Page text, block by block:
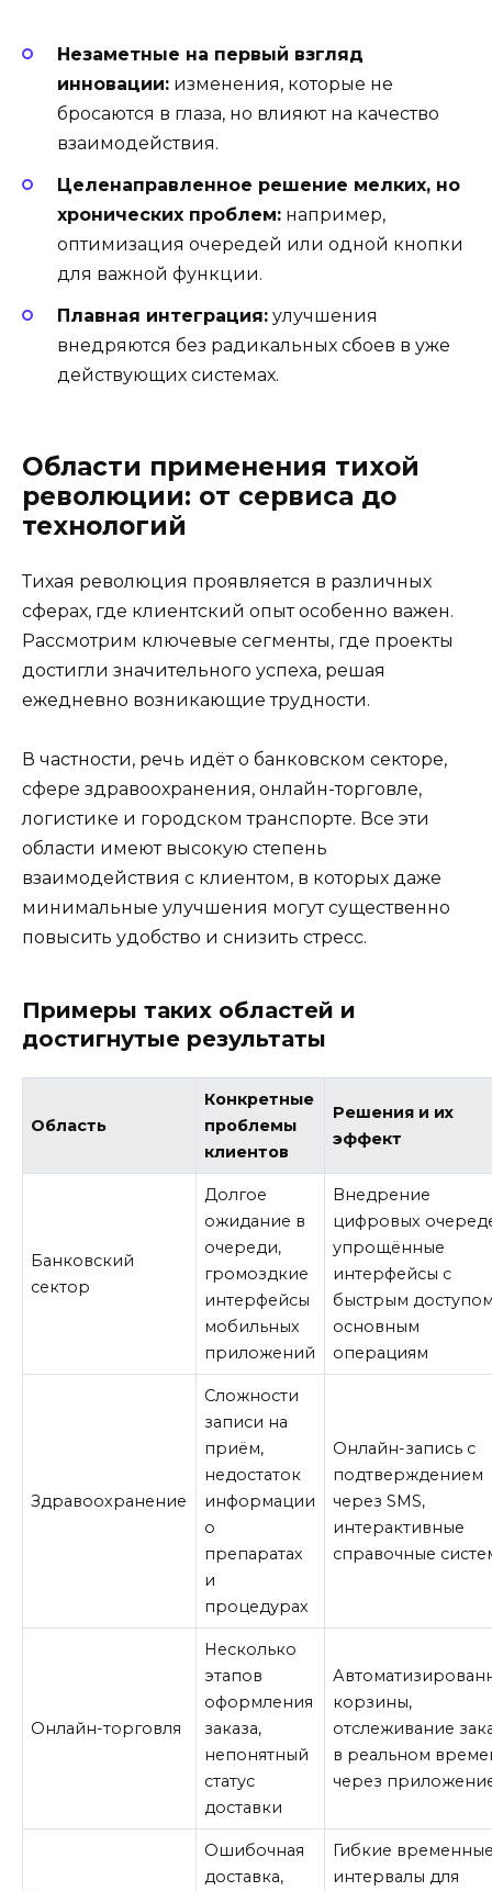
Незаметные на первый взгляд
инновации: изменения, которые не
бросаются в глаза, но влияют на качество
взаимодействия.
Целенаправленное решение мелких, но
хронических проблем: например,
оптимизация очередей или одной кнопки
для важной функции.
Плавная интеграция: улучшения
внедряются без радикальных сбоев в уже
действующих системах.
Области применения тихой
революции: от сервиса до
технологий
Тихая революция проявляется в различных
сферах, где клиентский опыт особенно важен.
Рассмотрим ключевые сегменты, где проекты
достигли значительного успеха, решая
ежедневно возникающие трудности.
В частности, речь идёт о банковском секторе,
сфере здравоохранения, онлайн-торговле,
логистике и городском транспорте. Все эти
области имеют высокую степень
взаимодействия с клиентом, в которых даже
минимальные улучшения могут существенно
повысить удобство и снизить стресс.
Примеры таких областей и
достигнутые результаты
Область
Конкретные
проблемы
клиентов
Решения и их
эффект
Банковский
сектор
Долгое
ожидание в
очереди,
громоздкие
интерфейсы
мобильных
приложений
Внедрение
цифровых
упрощённые
интерфейсы с
быстрым
основным
операциям
Здравоохранение
Сложности
записи на
приём,
недостаток
информации
о
препаратах
и
процедурах
Онлайн-запись с
подтверждением
через SMS,
интерактивные
справочные
Онлайн-торговля
Несколько
этапов
оформления
заказа,
непонятный
статус
доставки
корзины,
отслеживание
в реальном
через
Ошибочная
доставка,
Гибкие
интервалы для